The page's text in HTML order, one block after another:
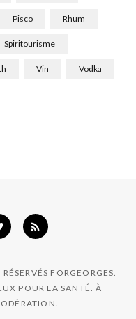
Pisco Rhum
Spiritourisme
Vin Vodka
FORGEORGES.
POUR LA SANTÉ. À